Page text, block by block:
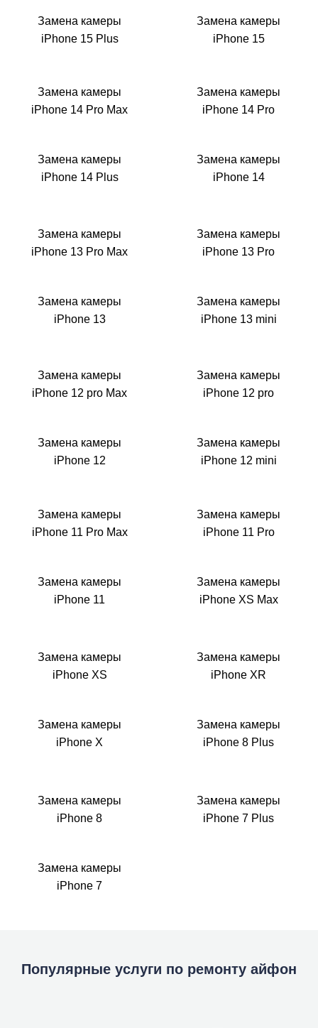
Замена камеры
iPhone 15 Plus
Замена камеры
iPhone 15
Замена камеры
iPhone 14 Pro Max
Замена камеры
iPhone 14 Pro
Замена камеры
iPhone 14 Plus
Замена камеры
iPhone 14
Замена камеры
iPhone 13 Pro Max
Замена камеры
iPhone 13 Pro
Замена камеры
iPhone 13
Замена камеры
iPhone 13 mini
Замена камеры
iPhone 12 pro Max
Замена камеры
iPhone 12 pro
Замена камеры
iPhone 12
Замена камеры
iPhone 12 mini
Замена камеры
iPhone 11 Pro Max
Замена камеры
iPhone 11 Pro
Замена камеры
iPhone 11
Замена камеры
iPhone XS Max
Замена камеры
iPhone XS
Замена камеры
iPhone XR
Замена камеры
iPhone X
Замена камеры
iPhone 8 Plus
Замена камеры
iPhone 8
Замена камеры
iPhone 7 Plus
Замена камеры
iPhone 7
Популярные услуги по ремонту айфон